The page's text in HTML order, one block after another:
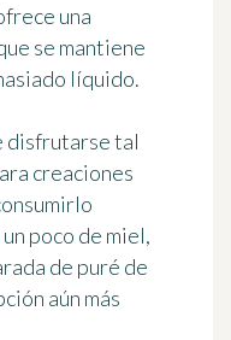
una
se mantiene
líquido.
disfrutarse tal
creaciones
poco de miel,
de puré de
aún más